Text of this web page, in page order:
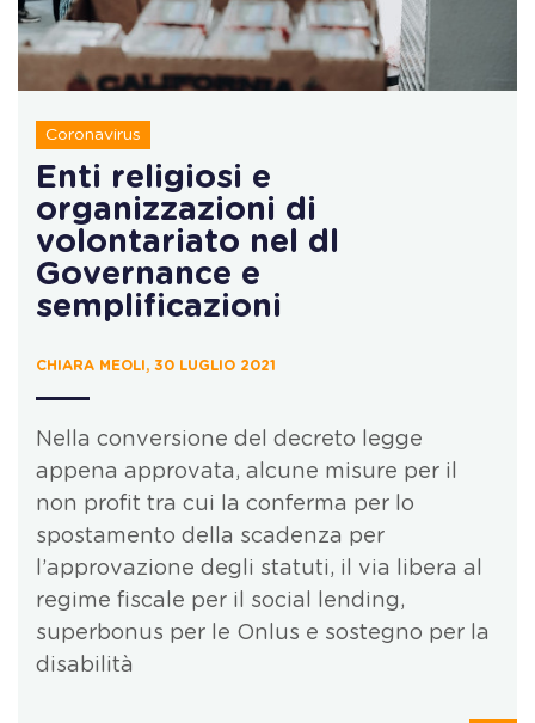
Coronavirus
Enti religiosi e
organizzazioni di
volontariato nel dl
Governance e
semplificazioni
CHIARA MEOLI, 30 LUGLIO 2021
Nella conversione del decreto legge
appena approvata, alcune misure per il
non profit tra cui la conferma per lo
spostamento della scadenza per
l’approvazione degli statuti, il via libera al
regime fiscale per il social lending,
superbonus per le Onlus e sostegno per la
disabilità